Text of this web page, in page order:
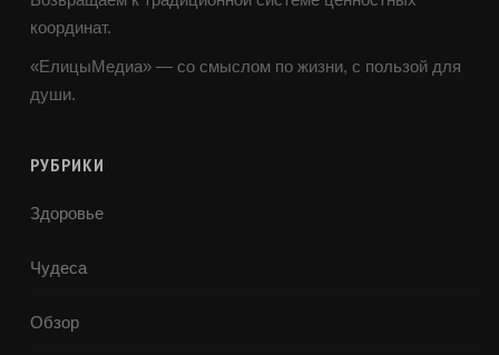
координат.
«ЕлицыМедиа» — со смыслом по жизни, с пользой для
души.
РУБРИКИ
Здоровье
Чудеса
Обзор